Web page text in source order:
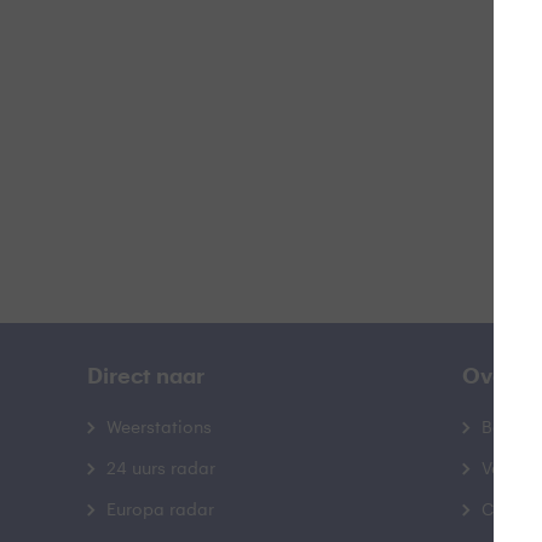
Direct naar
Weerstations
24 uurs radar
Europa radar
Over
Contact